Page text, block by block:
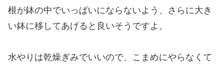
根が鉢の中でいっぱいにならないよう、さらに大き
い鉢に移してあげると良いそうですよ。
水やりは乾燥ぎみでいいので、こまめにやらなくて